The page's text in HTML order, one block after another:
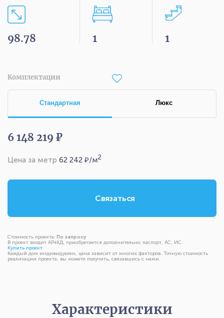
98.78 1 1
Комплектации
Стандартная Люкс
6 148 219 ₽
Цена за метр 62 242 ₽/м2
Связаться
Стоимость проекта: По запросу
В проект входит АР+КД, приобретается дополнительно: паспорт, АС, ИС.
Купить проект
Каждый дом индивидуален, цена зависит от многих факторов. Точную стоимость
реализации проекта, вы можете получить, связавшись с нами.
Характеристики